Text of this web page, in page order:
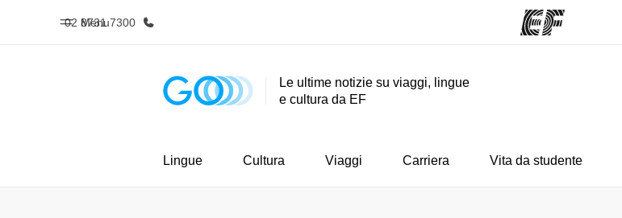
Menu
02 8731 7300
Homepage Programmi
Le ultime notizie su viaggi, lingue
e cultura da EF
Lingue Cultura Viaggi Carriera Vita da studente